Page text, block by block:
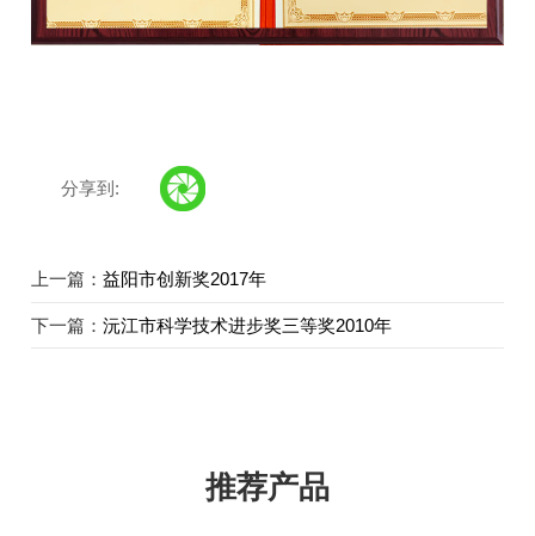
分享到:
上一篇： 益阳市创新奖2017年
下一篇： 沅江市科学技术进步奖三等奖2010年
推荐产品